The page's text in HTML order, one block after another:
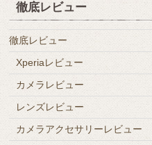
徹底レビュー
徹底レビュー
Xperiaレビュー
カメラレビュー
レンズレビュー
カメラアクセサリーレビュー